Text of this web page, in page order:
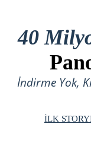
40
İndirme Yok,
İLK